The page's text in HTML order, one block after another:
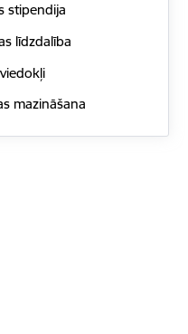
stipendija
līdzdalība
mazināšana